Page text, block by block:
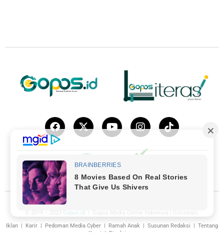
© 2019 – 2023 Gopos.id | Gopos Media Online Indonesia | Gorontalo.
Iklan | Karir | Pedoman Media Cyber | Ramah Anak | Susunan Redaksi | Tentang